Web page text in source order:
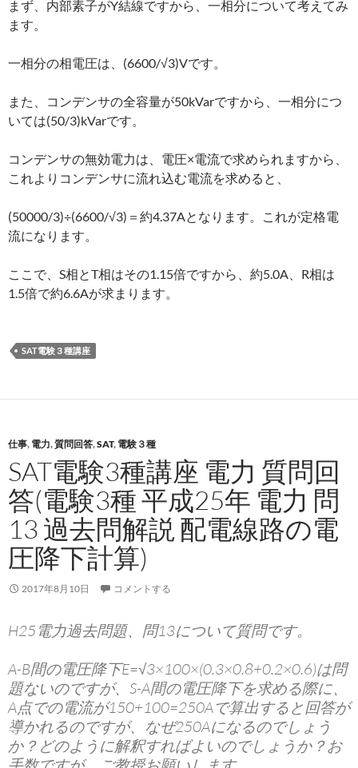
まず、内部素子がY結線ですから、一相分について考えてみ
ます。
一相分の相電圧は、(6600/√3)Vです。
また、コンデンサの全容量が50kVarですから、一相分につ
いては(50/3)kVarです。
コンデンサの無効電力は、電圧×電流で求められますから、
これよりコンデンサに流れ込む電流を求めると、
(50000/3)÷(6600/√3)＝約4.37Aとなります。これが定格電
流になります。
ここで、S相とT相はその1.15倍ですから、約5.0A、R相は
1.5倍で約6.6Aが求まります。
SAT電験３種講座
仕事, 電力,質問回答,SAT, 電験３種
SAT電験3種講座 電力 質問回
答(電験3種 平成25年 電力 問
13 過去問解説 配電線路の電
圧降下計算)
2017年8月10日 コメントする
H25電力過去問題、問13について質問です。
A-B間の電圧降下E=√3×100×(0.3×0.8+0.2×0.6)は問
題ないのですが、S-A間の電圧降下を求める際に、
A点での電流が150+100=250Aで算出すると回答が
導かれるのですが、なぜ250Aになるのでしょう
か？どのように解釈すればよいのでしょうか？お